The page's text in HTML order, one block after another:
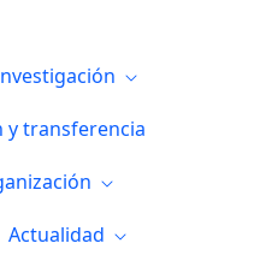
y transferencia
Actualidad